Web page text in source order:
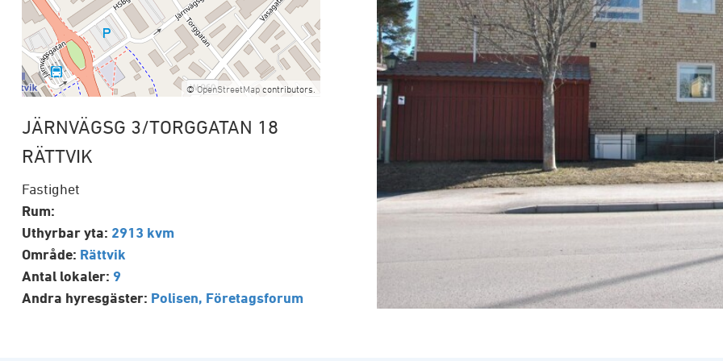
Bostadsrätter till salu
Tomter till salu
Förrådsplatser
Mina
Våra områden och fastigheter
Bolla dina
med
Mora
Rättvik
Sälen
Byggservice privatpersoner
Försäkringsskador
Byggservice för företag
Reklamationer
För
Sälen
Malung
Vansbro
Offertförfrågan
Tidigare måleriprojekt
Skicka in
©OpenStreetMap contributors.
JÄRNVÄGSG 3/TORGGATAN 18
RÄTTVIK
Fastighet
Rum:
Uthyrbar yta: 2913 kvm
Område: Rättvik
Antal lokaler: 9
Andra hyresgäster: Polisen, Företagsforum